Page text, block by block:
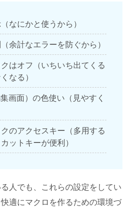
なにかと使うから）
余計なエラーを防ぐから）
はオフ（いちいち出てくる
なる）
画面）の色使い（見やすく
のアクセスキー（多用する
ットキーが便利）
人でも、これらの設定をしてい
適にマクロを作るための環境づ